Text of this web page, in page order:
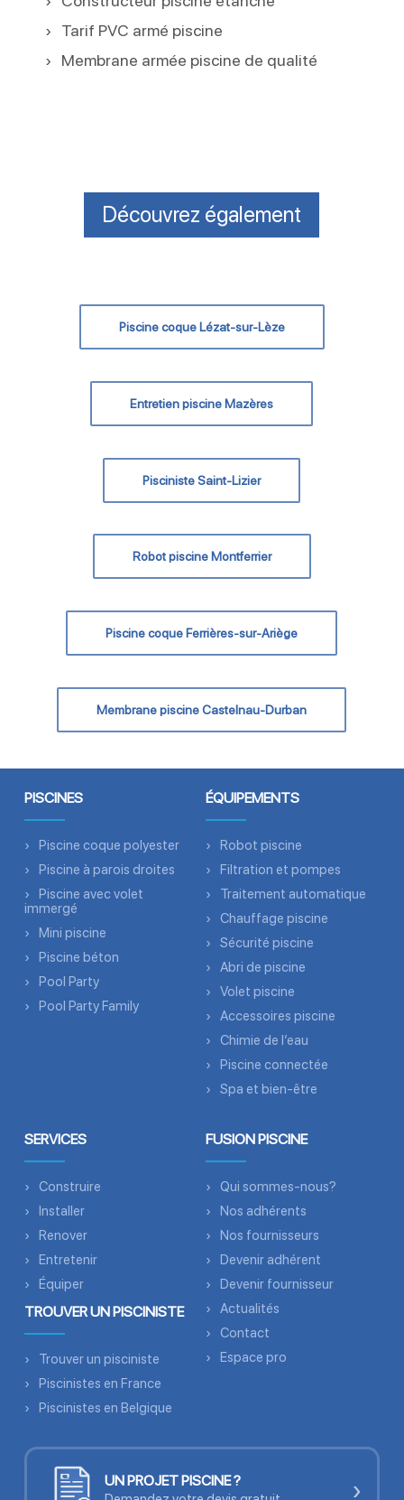
Tarif PVC armé piscine
Membrane armée piscine de qualité
Découvrez également
Piscine coque Lézat-sur-Lèze
Entretien piscine Mazères
Pisciniste Saint-Lizier
Robot piscine Montferrier
Piscine coque Ferrières-sur-Ariège
Membrane piscine Castelnau-Durban
PISCINES
Piscine coque polyester
Piscine à parois droites
Piscine avec volet
immergé
Mini piscine
Piscine béton
Pool Party
Pool Party Family
ÉQUIPEMENTS
Robot piscine
Filtration et pompes
Traitement automatique
Chauffage piscine
Sécurité piscine
Abri de piscine
Volet piscine
Accessoires piscine
Chimie de l’eau
Piscine connectée
Spa et bien-être
SERVICES
Construire
Installer
Renover
Entretenir
Équiper
TROUVER UN PISCINISTE
Trouver un pisciniste
Piscinistes en France
Piscinistes en Belgique
FUSION PISCINE
Qui sommes-nous?
Nos adhérents
Nos fournisseurs
Devenir adhérent
Devenir fournisseur
Actualités
Contact
Espace pro
UN PROJET PISCINE ? ›